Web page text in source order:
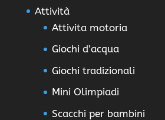
Attività
Attivita motoria
Giochi d’acqua
Giochi tradizionali
Mini Olimpiadi
Scacchi per bambini